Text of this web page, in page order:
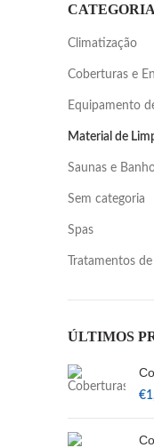
Climatização
Coberturas e
Equipamento
Material de
Saunas e
Sem categoria
Spas
Tratamentos
ÚLTIMOS
€